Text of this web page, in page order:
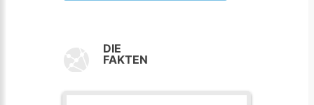
DIE
FAKTEN